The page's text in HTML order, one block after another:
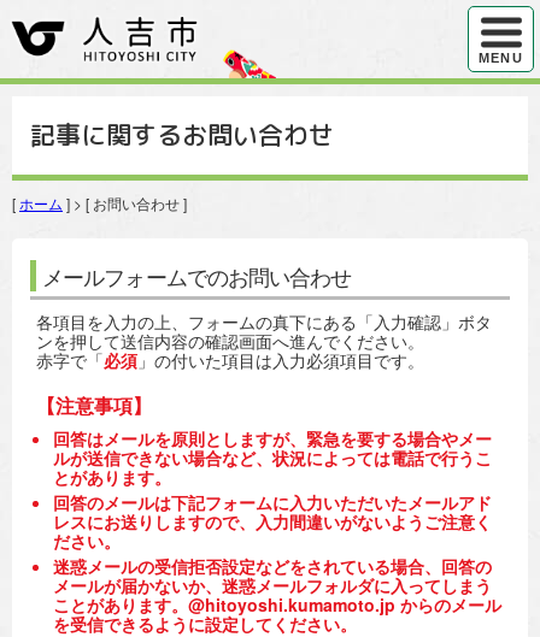
ハンバ
MENU
記事に関するお問い合わせ
[ ホーム ] > [ お問い合わせ ]
メールフォームでのお問い合わせ
各項目を入力の上、フォームの真下にある「入力確認」ボタ
ンを押して送信内容の確認画面へ進んでください。
赤字で「必須 」の付いた項目は入力必須項目です。
【注意事項】
回答はメールを原則としますが、緊急を要する場合やメー
ルが送信できない場合など、状況によっては電話で行うこ
とがあります。
回答のメールは下記フォームに入力いただいたメールアド
レスにお送りしますので、入力間違いがないようご注意く
ださい。
迷惑メールの受信拒否設定などをされている場合、回答の
メールが届かないか、迷惑メールフォルダに入ってしまう
ことがあります。@hitoyoshi.kumamoto.jp からのメール
を受信できるように設定してください。